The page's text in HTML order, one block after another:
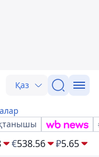
Қаз
€538.56 ₽5.65